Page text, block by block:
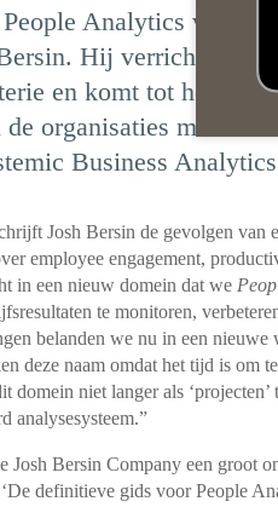
Analytics
Hij verrichtte een
en komt tot heldere
organisaties maakt
Business
Josh Bersin de gevolgen van
employee engagement,
in een nieuw domein dat we
te monitoren,
belanden we nu in een nieuwe
deze naam omdat het tijd is om
domein niet langer als
analysesysteem.”
Josh Bersin Company een groot
definitieve gids voor People